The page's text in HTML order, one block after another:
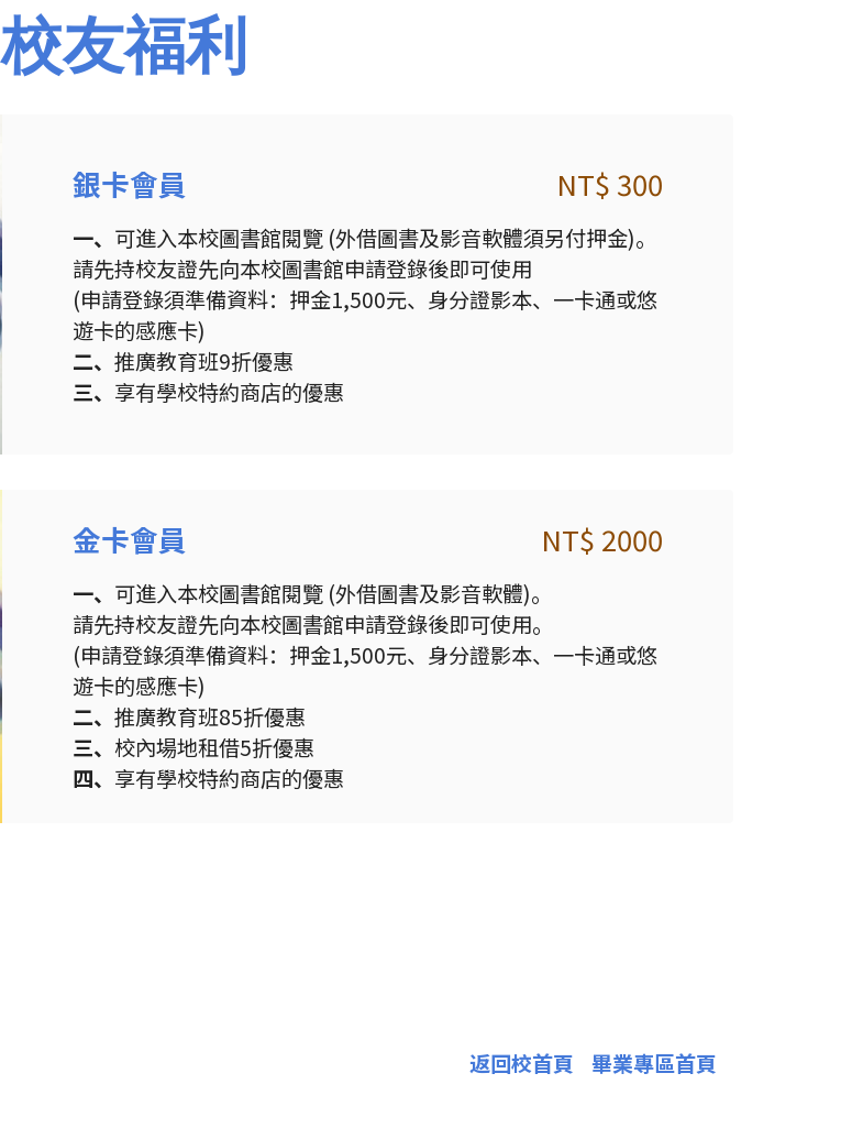
校友福利
銀卡會員 NT$ 300
一、 可進入本校圖書館閱覽 (外借圖書及影音軟體須另付押金)。
請先持校友證先向本校圖書館申請登錄後即可使用
(申請登錄須準備資料：押金1,500元、身分證影本、一卡通或悠
遊卡的感應卡)
二、 推廣教育班9折優惠
三、 享有學校特約商店的優惠
金卡會員 NT$ 2000
一、 可進入本校圖書館閱覽 (外借圖書及影音軟體)。
請先持校友證先向本校圖書館申請登錄後即可使用。
(申請登錄須準備資料：押金1,500元、身分證影本、一卡通或悠
遊卡的感應卡)
二、 推廣教育班85折優惠
三、 校內場地租借5折優惠
四、 享有學校特約商店的優惠
返回校首頁 畢業專區首頁